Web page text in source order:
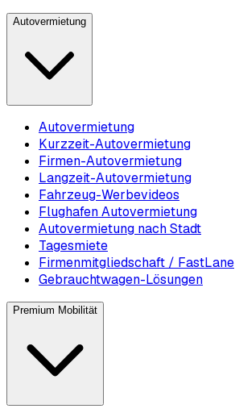
Autovermietung
Autovermietung
Kurzzeit-Autovermietung
Firmen-Autovermietung
Langzeit-Autovermietung
Fahrzeug-Werbevideos
Flughafen Autovermietung
Autovermietung nach Stadt
Tagesmiete
Firmenmitgliedschaft / FastLane
Gebrauchtwagen-Lösungen
Premium Mobilität